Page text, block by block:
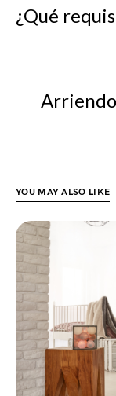
¿Qué
Arriendo
YOU MAY ALSO LIKE